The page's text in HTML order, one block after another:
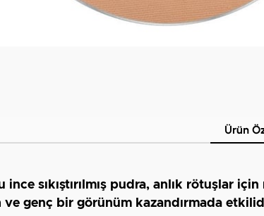
Ürün
ince sıkıştırılmış pudra, anlık rötuşlar
ve genç bir görünüm kazandırmada